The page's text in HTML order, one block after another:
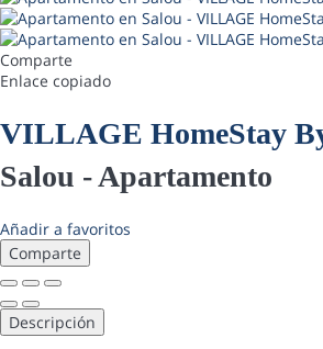
Comparte
Enlace copiado
VILLAGE HomeStay
Salou -Apartamento
Añadir a favoritos
Comparte
Descripción